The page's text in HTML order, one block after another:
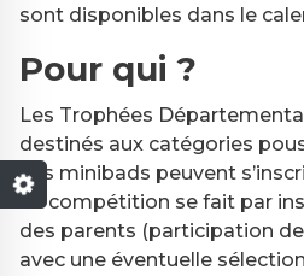
sont disponibles dans le
Pour qui ?
Les Trophées
destinés aux catégories
Les minibads peuvent
La compétition se fait par
des parents (participation
avec une éventuelle